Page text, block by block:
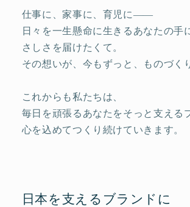
仕事に、家事に、育児に――
日々を一生懸命に生きるあなたの手
さしさを届けたくて。
その想いが、今もずっと、ものづく
これからも私たちは、
毎日を頑張るあなたをそっと支える
心を込めてつくり続けていきます。
日本を支えるブランドに